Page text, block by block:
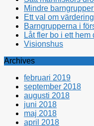
Mindre
Ett val om
Barngrupperna i
Låt fler bo i ett
Visionshus
Archives
februari 2019
september 2018
augusti 2018
juni 2018
maj 2018
april 2018